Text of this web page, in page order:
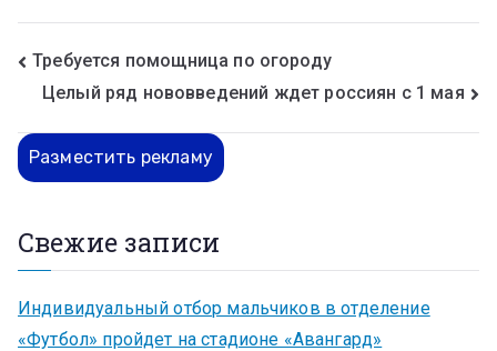
Требуется помощница по огороду
Целый ряд нововведений ждет россиян с 1 мая
Разместить рекламу
Свежие записи
Индивидуальный отбор мальчиков в отделение
«Футбол» пройдет на стадионе «Авангард»